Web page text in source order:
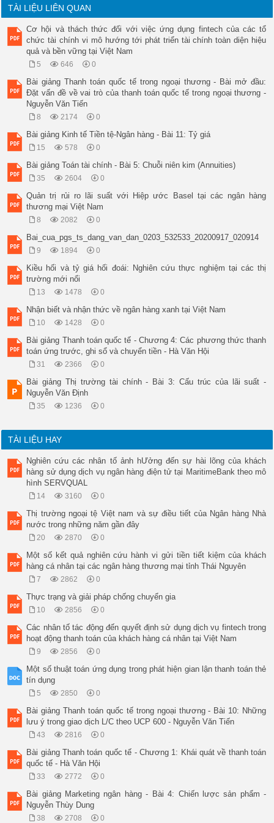
TÀI LIỆU LIÊN QUAN
Cơ hội và thách thức đối với việc ứng dụng fintech của các tổ
chức tài chính vi mô hướng tới phát triển tài chính toàn diện hiệu
quả và bền vững tại Việt Nam
5 646 0
Bài giảng Thanh toán quốc tế trong ngoại thương - Bài mở đầu:
Đặt vấn đề về vai trò của thanh toán quốc tế trong ngoại thương -
Nguyễn Văn Tiến
8 2174 0
Bài giảng Kinh tế Tiền tệ-Ngân hàng - Bài 11: Tỷ giá
15 578 0
Bài giảng Toán tài chính - Bài 5: Chuỗi niên kim (Annuities)
35 2604 0
Quản trị rủi ro lãi suất với Hiệp ước Basel tại các ngân hàng
thương mại Việt Nam
8 2082 0
Bai_cua_pgs_ts_dang_van_dan_0203_532533_20200917_020914
9 1894 0
Kiều hối và tỷ giá hối đoái: Nghiên cứu thực nghiệm tại các thị
trường mới nổi
13 1478 0
Nhận biết và nhận thức về ngân hàng xanh tại Việt Nam
10 1428 0
Bài giảng Thanh toán quốc tế - Chương 4: Các phương thức thanh
toán ứng trước, ghi sổ và chuyển tiền - Hà Văn Hội
31 2366 0
Bài giảng Thị trường tài chính - Bài 3: Cấu trúc của lãi suất -
Nguyễn Văn Định
35 1236 0
TÀI LIỆU HAY
Nghiên cứu các nhân tố ảnh hƯởng đến sự hài lõng của khách
hàng sử dụng dịch vụ ngân hàng điện tử tại MaritimeBank theo mô
hình SERVQUAL
14 3160 0
Thị trường ngoại tệ Việt nam và sự điều tiết của Ngân hàng Nhà
nước trong những năm gần đây
20 2870 0
Một số kết quả nghiên cứu hành vi gửi tiền tiết kiệm của khách
hàng cá nhân tại các ngân hàng thương mại tỉnh Thái Nguyên
7 2862 0
Thực trạng và giải pháp chống chuyển gia
10 2856 0
Các nhân tố tác động đến quyết định sử dụng dịch vụ fintech trong
hoạt động thanh toán của khách hàng cá nhân tại Việt Nam
9 2856 0
Một số thuật toán ứng dụng trong phát hiện gian lận thanh toán thẻ
tín dụng
5 2850 0
Bài giảng Thanh toán quốc tế trong ngoại thương - Bài 10: Những
lưu ý trong giao dịch L/C theo UCP 600 - Nguyễn Văn Tiến
43 2816 0
Bài giảng Thanh toán quốc tế - Chương 1: Khái quát về thanh toán
quốc tế - Hà Văn Hội
33 2772 0
Bài giảng Marketing ngân hàng - Bài 4: Chiến lược sản phẩm -
Nguyễn Thùy Dung
38 2708 0